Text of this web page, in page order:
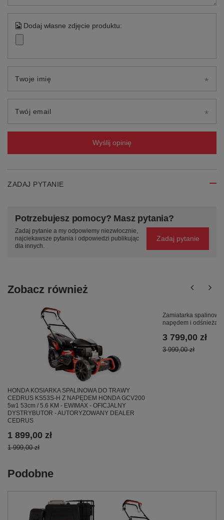
Dodaj własne zdjęcie produktu:
Twoje imię
Twój email
Wyślij opinię
ZADAJ PYTANIE
Potrzebujesz pomocy? Masz pytania?
Zadaj pytanie a my odpowiemy niezwłocznie,
najciekawsze pytania i odpowiedzi publikując
dla innych.
Zadaj pytanie
Zobacz również
HONDA KOSIARKA SPALINOWA DO TRAWY
CEDRUS KS53S-H Z NAPĘDEM HONDA GCV200
5w1 53cm / 5.6 KM - EWIMAX - OFICJALNY
DYSTRYBUTOR - AUTORYZOWANY DEALER
CEDRUS
1 899,00 zł
1 999,00 zł
Zamiatarka
napędem i
3 799,00 zł
3 999,00 zł
Podobne